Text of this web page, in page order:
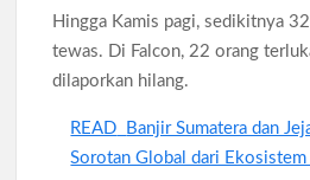
Hingga Kamis pagi, sedikitnya
tewas. Di Falcon, 22 orang
dilaporkan hilang.
READ
Banjir Sumatera dan
Sorotan Global dari